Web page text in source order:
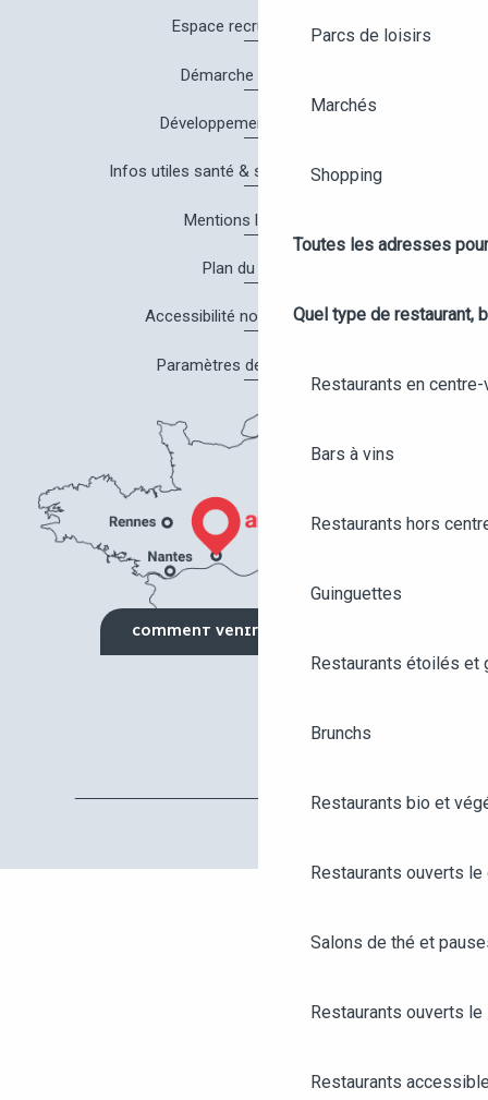
ANGERS CITY PASS
Parcs de loisirs
Marchés
Shopping
Toutes les adresses
Quel type de restaurant,
Restaurants en
Bars à vins
Restaurants hors
Guinguettes
Restaurants étoilés et
Brunchs
Restaurants bio et
Restaurants ouverts le
Salons de thé et
Restaurants ouverts le
Restaurants
Espace recrutement
Démarche Qualité
Développement durable
Infos utiles santé & sécurité à Angers
Mentions légales
Plan du site
Accessibilité non conforme
Paramètres des cookies
COMMENT VENIR ?